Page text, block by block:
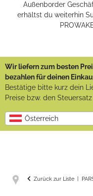
Außenborder
erhältst du weiterhin
Wir liefern zum besten
bezahlen für deinen
Bestätige bitte kurz dein
Preise bzw. den
Österreich
Zurück zur Liste